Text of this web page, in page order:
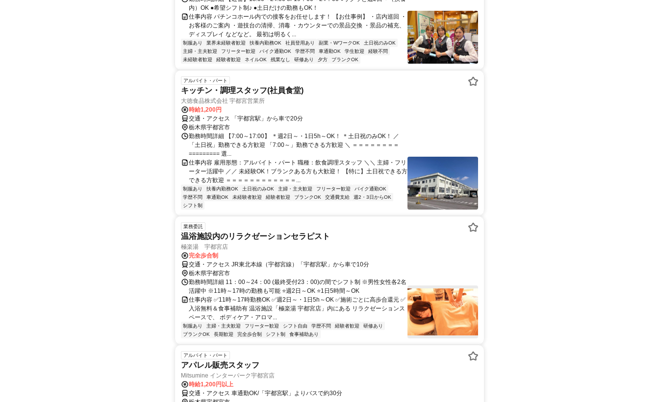
内）OK ●希望シフト制♪ ●土日だけの勤務もOK！
仕事内容 パチンコホール内での接客をお任せします！ 【お仕事例】 ・店内巡回 ・
お客様のご案内 ・遊技台の清掃、消毒 ・カウンターでの景品交換 ・景品の補充、
ディスプレイ などなど。 最初は明るく...
制服あり 業界未経験者歓迎 扶養内勤務OK 社員登用あり 副業・WワークOK
土日祝のみOK
主婦・主夫歓迎
フリーター歓迎 バイク通勤OK 学歴不問 車通勤OK 学生歓迎
経験不問
未経験者歓迎
経験者歓迎 ネイルOK 残業なし 研修あり 夕方 ブランクOK
アルバイト・パート
キッチン・調理スタッフ(社員食堂)
大徳食品株式会社 宇都宮営業所
時給1,200円
交通・アクセス 「宇都宮駅」から車で20分
栃木県宇都宮市
勤務時間詳細 【7:00～17:00】 ＊週2日～・1日5h～OK！ ＊土日祝のみOK！ ／
「土日祝」勤務できる方歓迎 「7:00～」勤務できる方歓迎 ＼ ＝＝＝＝＝＝＝＝
========= 選...
仕事内容 雇用形態：アルバイト・パート 職種：飲食調理スタッフ ＼＼ 主婦・フリ
ーター活躍中 ／／ 未経験OK！ブランクある方も大歓迎！ 【特に】土日祝できる方
できる方歓迎 ＝＝＝＝＝＝＝＝＝＝＝＝...
制服あり 扶養内勤務OK 土日祝のみOK 主婦・主夫歓迎 フリーター歓迎
バイク通勤OK
学歴不問
車通勤OK 未経験者歓迎 経験者歓迎 ブランクOK 交通費支給
週2・3日からOK
シフト制
業務委託
温浴施設内のリラクゼーションセラピスト
極楽湯 宇都宮店
完全歩合制
交通・アクセス JR東北本線（宇都宮線）「宇都宮駅」から車で10分
栃木県宇都宮市
勤務時間詳細 11：00～24：00 (最終受付23：00)の間でシフト制 ※男性女性各2名
活躍中 ※11時～17時の勤務も可能 ⭐週2日～OK ⭐1日5時間～OK
仕事内容 ✅11時～17時勤務OK ✅週2日～・1日5h～OK ✅施術ごとに高歩合還元 ✅
入浴無料＆食事補助有 温浴施設「極楽湯 宇都宮店」内にある リラクゼーションス
ペースで、 ボディケア・アロマ...
制服あり 主婦・主夫歓迎 フリーター歓迎 シフト自由 学歴不問 経験者歓迎
研修あり
ブランクOK
長期歓迎 完全歩合制 シフト制 食事補助あり
アルバイト・パート
アパレル販売スタッフ
Mitsumine インターパーク宇都宮店
時給1,200円以上
交通・アクセス 車通勤OK/「宇都宮駅」よりバスで約30分